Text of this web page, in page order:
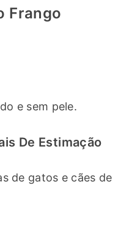
Frango
e sem pele.
De Estimação
de gatos e cães de